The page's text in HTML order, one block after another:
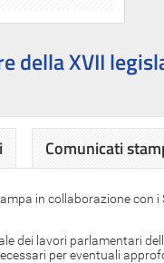
della XVII
Comunicati
in collaborazione con
dei lavori parlamentari
per eventuali